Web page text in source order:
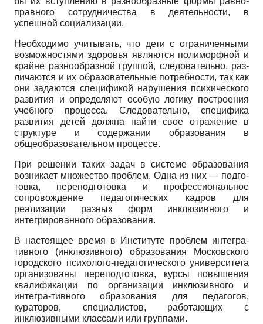
правного сотрудничества в деятельности, в
успешной социализации.
Необходимо учитывать, что дети с ограниченны­ми
возможностями здоровья являются полиморфной и
крайне разнообразной группой, следовательно, раз­
личаются и их образовательные потребности, так как
они задаются спецификой нарушения психического
развития и определяют особую логику построения
учебного процесса. Следовательно, специфика
разви­тия детей должна найти свое отражение в
структуре и содержании образования в
общеобразовательном процессе.
При решении таких задач в системе образования
возникает множество проблем. Одна из них — подго­
товка, переподготовка и профессиональное
сопровож­дение педагогических кадров для
реализации разных форм инклюзивного и
интегрированного образования.
В настоящее время в Институте проблем интегра-
тивного (инклюзивного) образования Московского
городского психолого-педагогического университета
организованы переподготовка, курсы повышения
ква­лификации по организации инклюзивного и
интегра-тивного образования для педагогов,
кураторов, специ­алистов, работающих с
инклюзивными классами или группами.